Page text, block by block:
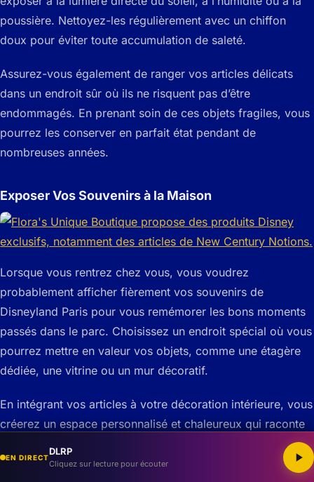
poussière. Nettoyez-les régulièrement avec un chiffon
doux pour éviter toute accumulation de saleté.
Assurez-vous également de ranger vos articles délicats
dans un endroit sûr où ils ne risquent pas d’être
endommagés. En prenant soin de ces objets fragiles, vous
pourrez les conserver en parfait état pendant de
nombreuses années.
Exposer Vos Souvenirs à la Maison
Lorsque vous rentrez chez vous, vous voudrez
probablement afficher fièrement vos souvenirs de
Disneyland Paris pour vous remémorer les bons moments
passés dans le parc. Choisissez un endroit spécial où vous
pourrez mettre en valeur vos objets, comme une étagère
dédiée, une vitrine ou un mur décoratif.
En intégrant vos articles à votre décoration intérieure, vous
créerez un espace personnalisé et chaleureux qui raconte
votre histoire et rappelle les moments heureux que vous
avez vécus dans le parc.
EN DIRECT
DLRP
Cliquez sur lecture pour écouter